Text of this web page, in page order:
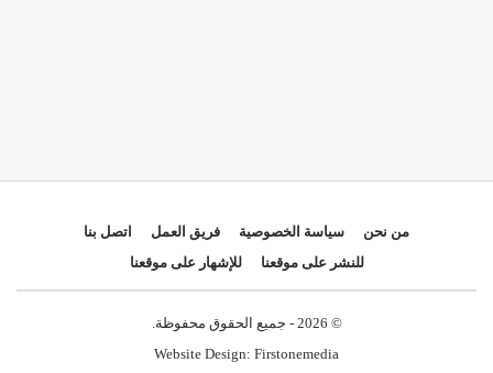
من نحن سياسة الخصوصية فريق العمل
اتصل بنا
للنشر على موقعنا
للإشهار على موقعنا
© 2026 - جميع الحقوق محفوظة.
Website Design: Firstonemedia